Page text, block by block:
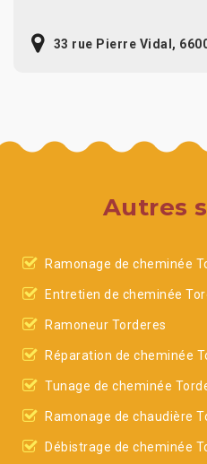
33 rue Pierre Vidal,
Autres
Ramonage de cheminée
Entretien de cheminée
Ramoneur Torderes
Réparation de cheminée
Tunage de cheminée
Ramonage de chaudière
Débistrage de cheminée